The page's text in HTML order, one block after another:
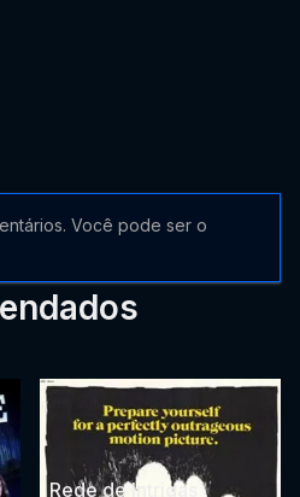
Você pode ser o
Rede de Intrigas